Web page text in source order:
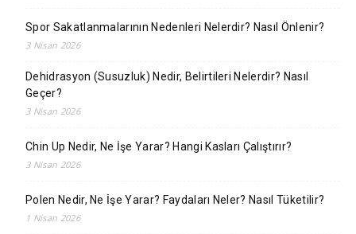
Spor Sakatlanmalarının Nedenleri Nelerdir? Nasıl Önlenir?
3 Nisan 2026
Dehidrasyon (Susuzluk) Nedir, Belirtileri Nelerdir? Nasıl
Geçer?
3 Nisan 2026
Chin Up Nedir, Ne İşe Yarar? Hangi Kasları Çalıştırır?
3 Nisan 2026
Polen Nedir, Ne İşe Yarar? Faydaları Neler? Nasıl Tüketilir?
1 Nisan 2026